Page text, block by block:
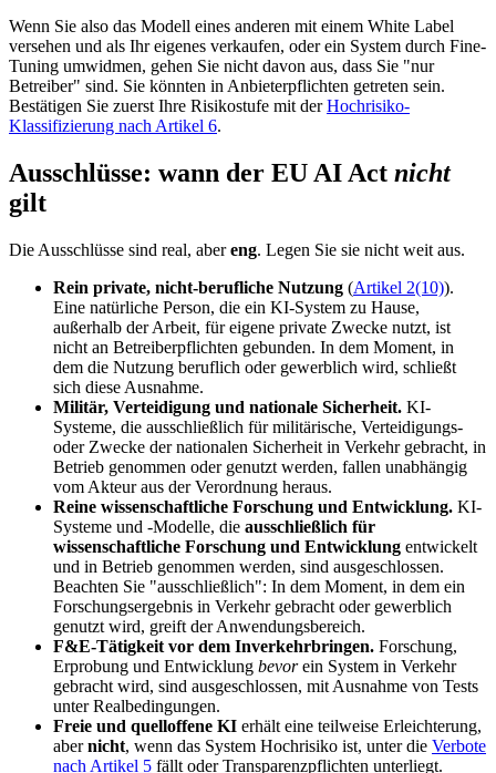
Wenn Sie also das Modell eines anderen mit einem White Label
versehen und als Ihr eigenes verkaufen, oder ein System durch Fine-
Tuning umwidmen, gehen Sie nicht davon aus, dass Sie "nur
Betreiber" sind. Sie könnten in Anbieterpflichten getreten sein.
Bestätigen Sie zuerst Ihre Risikostufe mit derHochrisiko-
Klassifizierung nach Artikel 6.
Ausschlüsse: wann der EU AI Act nicht
gilt
Die Ausschlüsse sind real, abereng. Legen Sie sie nicht weit aus.
Rein private, nicht-berufliche Nutzung (Artikel 2(10)).
Eine natürliche Person, die ein KI-System zu Hause,
außerhalb der Arbeit, für eigene private Zwecke nutzt, ist
nicht an Betreiberpflichten gebunden. In dem Moment, in
dem die Nutzung beruflich oder gewerblich wird, schließt
sich diese Ausnahme.
Militär, Verteidigung und nationale Sicherheit. KI-
Systeme, die ausschließlich für militärische, Verteidigungs-
oder Zwecke der nationalen Sicherheit in Verkehr gebracht, in
Betrieb genommen oder genutzt werden, fallen unabhängig
vom Akteur aus der Verordnung heraus.
Reine wissenschaftliche Forschung und Entwicklung. KI-
Systeme und -Modelle, die ausschließlich für
wissenschaftliche Forschung und Entwicklung entwickelt
und in Betrieb genommen werden, sind ausgeschlossen.
Beachten Sie "ausschließlich": In dem Moment, in dem ein
Forschungsergebnis in Verkehr gebracht oder gewerblich
genutzt wird, greift der Anwendungsbereich.
F&E-Tätigkeit vor dem Inverkehrbringen. Forschung,
Erprobung und Entwicklung bevorein System in Verkehr
gebracht wird, sind ausgeschlossen, mit Ausnahme von Tests
unter Realbedingungen.
Freie und quelloffene KI erhält eine teilweise Erleichterung,
abernicht, wenn das System Hochrisiko ist, unter die Verbote
nach Artikel 5 fällt oder Transparenzpflichten unterliegt.